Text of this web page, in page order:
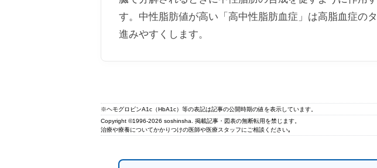
す。中性脂肪値が高い「高中性脂肪血症」は高脂血症の
進みやすくします。
※ヘモグロビンA1c（HbA1c）等の表記は記事の公開時期の値を表示しています。
Copyright ©1996-2026 soshinsha. 掲載記事・図表の無断転用を禁じます。
治療や療養についてかかりつけの医師や医療スタッフにご相談ください｡